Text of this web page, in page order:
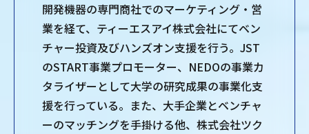
開発機器の専門商社でのマーケティング・営
業を経て、ティーエスアイ株式会社にてベン
チャー投資及びハンズオン支援を行う。JST
のSTART事業プロモーター、NEDOの事業カ
タライザーとして大学の研究成果の事業化支
援を行っている。また、大手企業とベンチャ
ーのマッチングを手掛ける他、株式会社ツク